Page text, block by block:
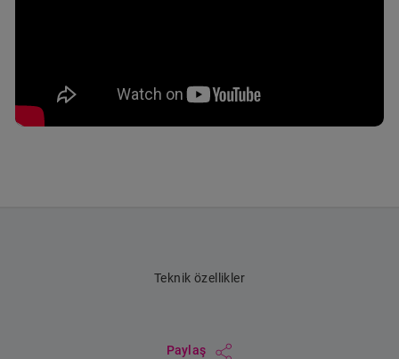
Teknik özellikler
Paylaş